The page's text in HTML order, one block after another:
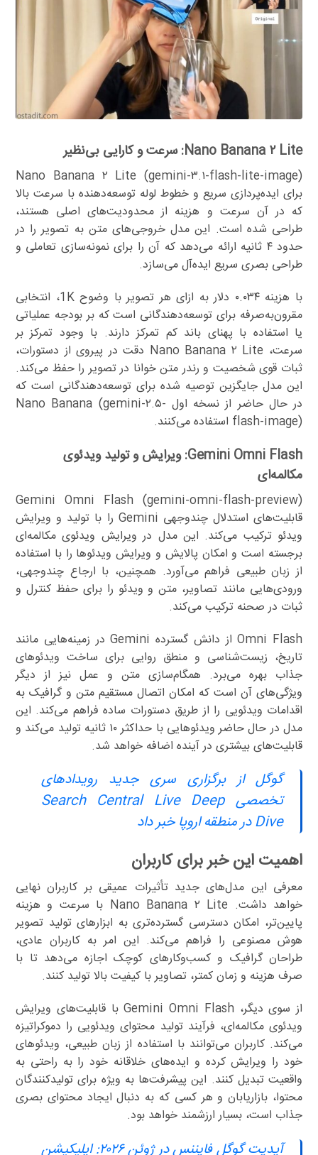
Nano Banana ۲ Lite: سرعت و کارایی بی‌نظیر
Nano Banana ۲ Lite (gemini-۳.۱-flash-lite-image)
برای ایده‌پردازی سریع و خطوط لوله توسعه‌دهنده با سرعت بالا
که در آن سرعت و هزینه از محدودیت‌های اصلی هستند،
طراحی شده است. این مدل خروجی‌های متن به تصویر را در
حدود ۴ ثانیه ارائه می‌دهد که آن را برای نمونه‌سازی تعاملی و
طراحی بصری سریع ایده‌آل می‌سازد.
با هزینه ۰.۰۳۴ دلار به ازای هر تصویر با وضوح 1K، انتخابی
مقرون‌به‌صرفه برای توسعه‌دهندگانی است که بر بودجه عملیاتی
یا استفاده با پهنای باند کم تمرکز دارند. با وجود تمرکز بر
سرعت، Nano Banana ۲ Lite دقت در پیروی از دستورات،
ثبات قوی شخصیت و رندر متن خوانا در تصویر را حفظ می‌کند.
این مدل جایگزین توصیه شده برای توسعه‌دهندگانی است که
در حال حاضر از نسخه اول Nano Banana (gemini-۲.۵-
flash-image) استفاده می‌کنند.
Gemini Omni Flash: ویرایش و تولید ویدئوی
مکالمه‌ای
Gemini Omni Flash (gemini-omni-flash-preview)
قابلیت‌های استدلال چندوجهی Gemini را با تولید و ویرایش
ویدئو ترکیب می‌کند. این مدل در ویرایش ویدئوی مکالمه‌ای
برجسته است و امکان پالایش و ویرایش ویدئوها را با استفاده
از زبان طبیعی فراهم می‌آورد. همچنین، با ارجاع چندوجهی،
ورودی‌هایی مانند تصاویر، متن و ویدئو را برای حفظ کنترل و
ثبات در صحنه ترکیب می‌کند.
Omni Flash از دانش گسترده Gemini در زمینه‌هایی مانند
تاریخ، زیست‌شناسی و منطق روایی برای ساخت ویدئوهای
جذاب بهره می‌برد. همگام‌سازی متن و عمل نیز از دیگر
ویژگی‌های آن است که امکان اتصال مستقیم متن و گرافیک به
اقدامات ویدئویی را از طریق دستورات ساده فراهم می‌کند. این
مدل در حال حاضر ویدئوهایی با حداکثر ۱۰ ثانیه تولید می‌کند و
قابلیت‌های بیشتری در آینده اضافه خواهد شد.
گوگل از برگزاری سری جدید رویدادهای
تخصصی Search Central Live Deep
Dive در منطقه اروپا خبر داد
اهمیت این خبر برای کاربران
معرفی این مدل‌های جدید تأثیرات عمیقی بر کاربران نهایی
خواهد داشت. Nano Banana ۲ Lite با سرعت و هزینه
پایین‌تر، امکان دسترسی گسترده‌تری به ابزارهای تولید تصویر
هوش مصنوعی را فراهم می‌کند. این امر به کاربران عادی،
طراحان گرافیک و کسب‌وکارهای کوچک اجازه می‌دهد تا با
صرف هزینه و زمان کمتر، تصاویر با کیفیت بالا تولید کنند.
از سوی دیگر، Gemini Omni Flash با قابلیت‌های ویرایش
ویدئوی مکالمه‌ای، فرآیند تولید محتوای ویدئویی را دموکراتیزه
می‌کند. کاربران می‌توانند با استفاده از زبان طبیعی، ویدئوهای
خود را ویرایش کرده و ایده‌های خلاقانه خود را به راحتی به
واقعیت تبدیل کنند. این پیشرفت‌ها به ویژه برای تولیدکنندگان
محتوا، بازاریابان و هر کسی که به دنبال ایجاد محتوای بصری
جذاب است، بسیار ارزشمند خواهد بود.
آپدیت گوگل فایننس در ژوئن ۲۰۲۶: اپلیکیشن